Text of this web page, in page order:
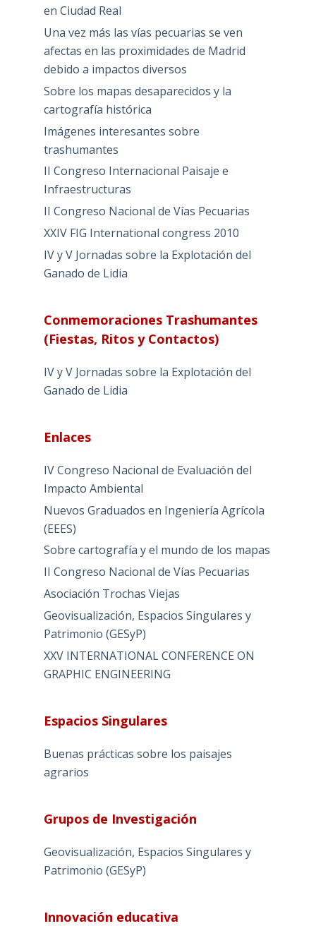
en Ciudad Real
Una vez más las vías pecuarias se ven
afectas en las proximidades de Madrid
debido a impactos diversos
Sobre los mapas desaparecidos y la
cartografía histórica
Imágenes interesantes sobre
trashumantes
II Congreso Internacional Paisaje e
Infraestructuras
II Congreso Nacional de Vías Pecuarias
XXIV FIG International congress 2010
IV y V Jornadas sobre la Explotación del
Ganado de Lidia
Conmemoraciones Trashumantes
(Fiestas, Ritos y Contactos)
IV y V Jornadas sobre la Explotación del
Ganado de Lidia
Enlaces
IV Congreso Nacional de Evaluación del
Impacto Ambiental
Nuevos Graduados en Ingeniería Agrícola
(EEES)
Sobre cartografía y el mundo de los mapas
II Congreso Nacional de Vías Pecuarias
Asociación Trochas Viejas
Geovisualización, Espacios Singulares y
Patrimonio (GESyP)
XXV INTERNATIONAL CONFERENCE ON
GRAPHIC ENGINEERING
Espacios Singulares
Buenas prácticas sobre los paisajes
agrarios
Grupos de Investigación
Geovisualización, Espacios Singulares y
Patrimonio (GESyP)
Innovación educativa